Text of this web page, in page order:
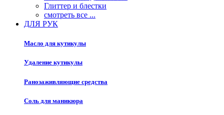
Глиттер и блестки
смотреть все ...
ДЛЯ РУК
Масло для кутикулы
Удаление кутикулы
Ранозаживляющие средства
Соль для маникюра